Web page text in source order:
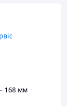
168 мм